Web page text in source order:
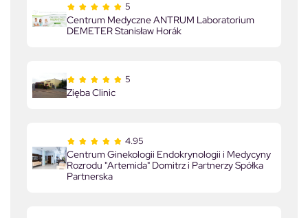
5
Centrum Medyczne ANTRUM Laboratorium
DEMETER Stanisław Horák
5
Zięba Clinic
4.95
Centrum Ginekologii Endokrynologii i Medycyny
Rozrodu "Artemida" Domitrz i Partnerzy Spółka
Partnerska